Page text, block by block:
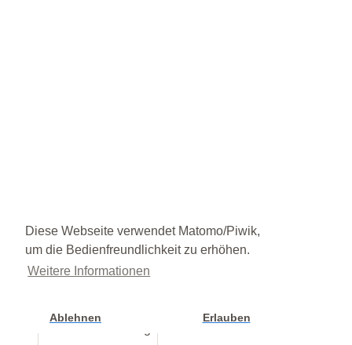
Diese Webseite verwendet Matomo/Piwik,
um die Bedienfreundlichkeit zu erhöhen.
Weitere Informationen
Ablehnen Erlauben